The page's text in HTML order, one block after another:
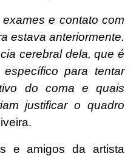
e contato com
estava anteriormente.
cerebral dela, que é
para tentar
do coma e quais
justificar o quadro
e amigos da artista